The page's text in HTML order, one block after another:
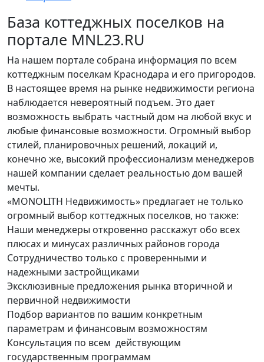
База коттеджных поселков на
портале MNL23.RU
На нашем портале собрана информация по всем
коттеджным поселкам Краснодара и его пригородов.
В настоящее время на рынке недвижимости региона
наблюдается невероятный подъем. Это дает
возможность выбрать частный дом на любой вкус и
любые финансовые возможности. Огромный выбор
стилей, планировочных решений, локаций и,
конечно же, высокий профессионализм менеджеров
нашей компании сделает реальностью дом вашей
мечты.
«MONOLITH Недвижимость» предлагает не только
огромный выбор коттеджных поселков, но также:
Наши менеджеры откровенно расскажут обо всех
плюсах и минусах различных районов города
Сотрудничество только с проверенными и
надежными застройщиками
Эксклюзивные предложения рынка вторичной и
первичной недвижимости
Подбор вариантов по вашим конкретным
параметрам и финансовым возможностям
Консультация по всем действующим
государственным программам